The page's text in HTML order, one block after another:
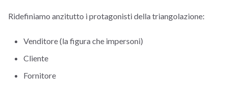
Ridefiniamo anzitutto i protagonisti della triangolazione:
Venditore (la figura che impersoni)
Cliente
Fornitore